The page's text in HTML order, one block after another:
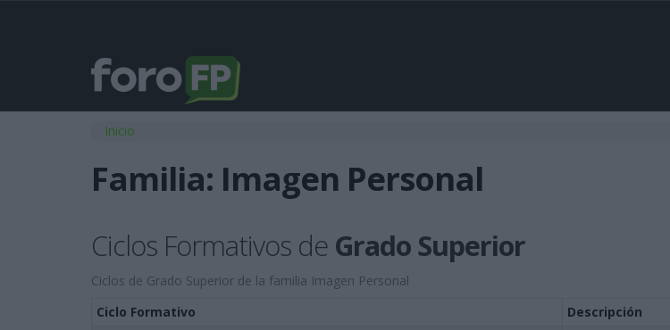
Usted está aquí
Inicio
Familia: Imagen Personal
Ciclos Formativos de Grado Superior
Ciclos de Grado Superior de la familia Imagen Personal
Ciclo Formativo
Descripción